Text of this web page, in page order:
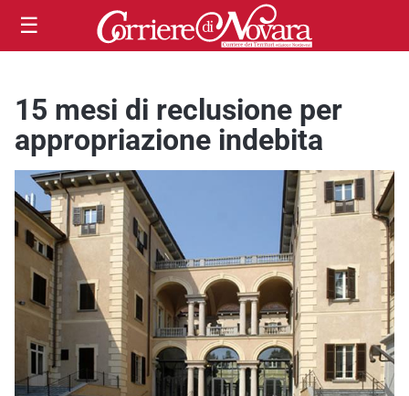
☰
15 mesi di reclusione per
appropriazione indebita